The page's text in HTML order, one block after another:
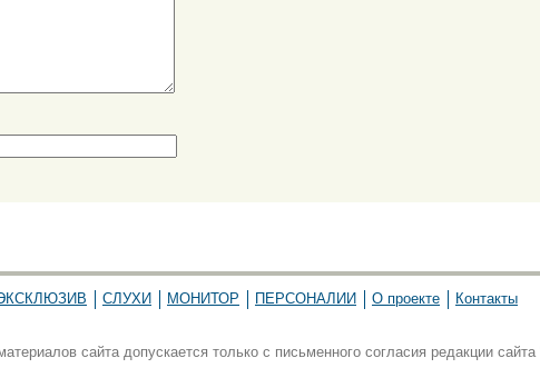
СЛУХИ МОНИТОР ПЕРСОНАЛИИ О проекте Контакты
сайта допускается только с письменного согласия редакции